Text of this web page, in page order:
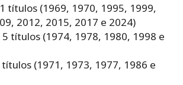
títulos (1969, 1970, 1995, 1999,
2012, 2015, 2017 e 2024)
títulos (1974, 1978, 1980, 1998 e
títulos (1971, 1973, 1977, 1986 e